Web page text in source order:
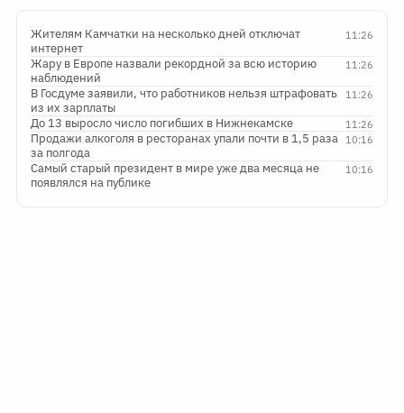
11:26
Жителям Камчатки на несколько дней отключат
интернет
11:26
Жару в Европе назвали рекордной за всю историю
наблюдений
11:26
В Госдуме заявили, что работников нельзя штрафовать
из их зарплаты
11:26
До 13 выросло число погибших в Нижнекамске
10:16
Продажи алкоголя в ресторанах упали почти в 1,5 раза
за полгода
10:16
Самый старый президент в мире уже два месяца не
появлялся на публике